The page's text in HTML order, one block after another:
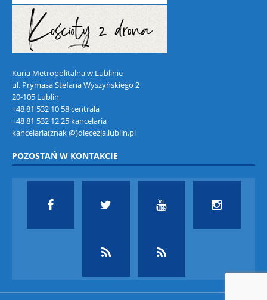
Kuria Metropolitalna w Lublinie
ul. Prymasa Stefana Wyszyńskiego 2
20-105 Lublin
+48 81 532 10 58 centrala
+48 81 532 12 25 kancelaria
kancelaria(znak @)diecezja.lublin.pl
POZOSTAŃ W KONTAKCIE